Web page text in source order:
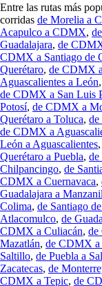
Entre las rutas más
corridas de Morelia a
Acapulco a CDMX,
Guadalajara, de
CDMX a Santiago de
Querétaro, de CDMX
Aguascalientes a León,
de CDMX a San Luis
Potosí, de CDMX a
Querétaro a Toluca, de
de CDMX a
León a Aguascalientes,
Querétaro a Puebla,
Chilpancingo, de
CDMX a Cuernavaca,
Guadalajara a
Colima, de Santiago
Atlacomulco, de
CDMX a Culiacán, de
Mazatlán, de CDMX a
Saltillo, de Puebla a
Zacatecas, de
CDMX a Tepic, de